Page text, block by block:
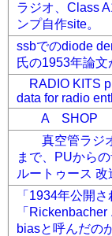
ラジオ、Class
ンプ自作site。
ssbでのdiode
氏の1953年論文
RADIO KITS
data for radio
A SHOP
真空管ラジ
まで、PUから
ルートゥース 改
「1934年公開
「
biasと呼んだの